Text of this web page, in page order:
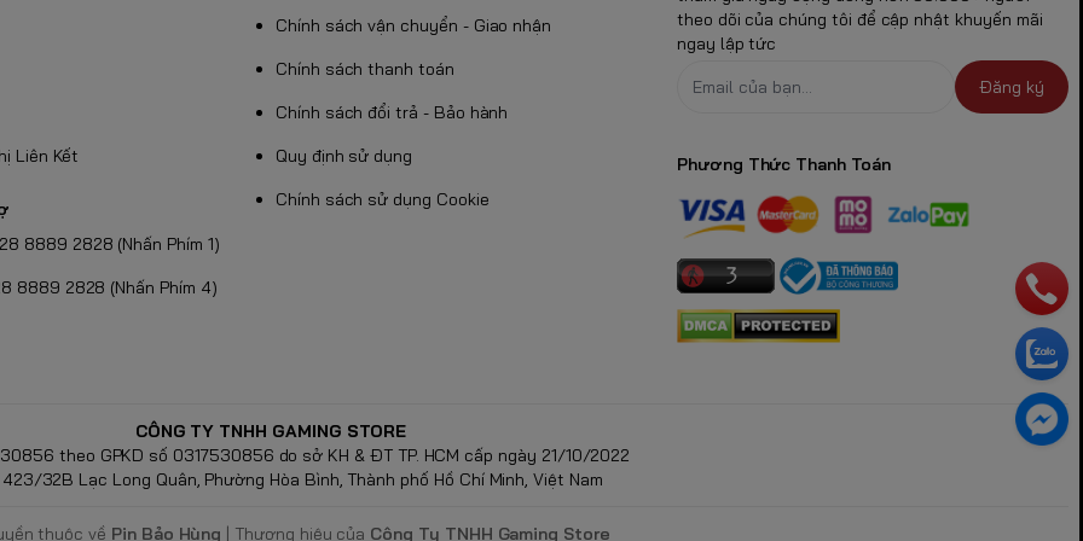
giúp công việc của bạn luôn trôi chảy.
cực nhanh cho các nhiếp ảnh gia chuyên nghiệp.
thời gian sử dụng lên đến 12-15 tháng.
hoạt động chuẩn xác, cho kết quả đo tin cậy.
Pin AA Alkaline vs Pin AA
bảng so sánh thực tế của chúng tôi:
hết, sụt áp liên tục
rỉ axit gây hỏng lò xo thiết bị
và tiềm ẩn rủi ro hỏng máy
Liên Kết
8889 2828 (Nhấn Phím 1)
8889 2828 (Nhấn Phím 4)
Chính sách vận chuyển - Giao nhận
Chính sách thanh toán
Chính sách đổi trả - Bảo hành
Quy định sử dụng
Chính sách sử dụng Cookie
theo dõi của chúng tôi để cập nhật khuyến mãi
ngay lập tức
Đăng ký
Phương Thức Thanh Toán
CÔNG TY TNHH GAMING STORE
theo GPKD số 0317530856 do sở KH & ĐT TP. HCM cấp ngày 21/10/2022
423/32B Lạc Long Quân, Phường Hòa Bình, Thành phố Hồ Chí Minh, Việt Nam
thuộc về Pin Bảo Hùng | Thương hiệu của Công Ty TNHH Gaming Store